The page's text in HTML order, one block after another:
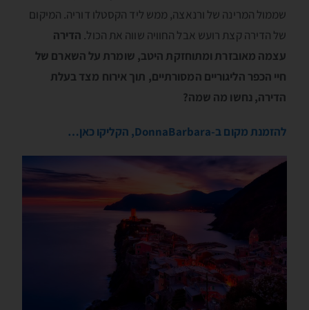
שממול המרינה של ורנאצה, ממש ליד הקסטלו דוריה. המיקום
של הדירה קצת רועש אבל החוויה שווה את הכול. הדירה
עצמה מאובזרת ומתוחזקת היטב, שומרת על השארם של
חיי הכפר הליגוריים המסורתיים, תוך אירוח מצד בעלת
הדירה, נחשו מה שמה?
להזמנת מקום ב-DonnaBarbara, הקליקו כאן…